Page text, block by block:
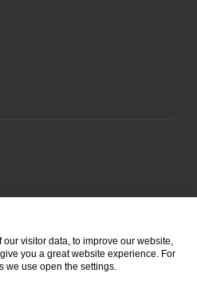
Peripheral Nerve
(όπως το American
γερμανικά περιοδικά
of Neurology,
του έργο
visitor data, to improve our website,
you a great website experience. For
we use open the settings.